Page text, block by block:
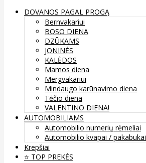
DOVANOS PAGAL PROGĄ
Bernvakariui
BOSO DIENA
DZŪKAMS
JONINĖS
KALĖDOS
Mamos diena
Mergvakariui
Mindaugo karūnavimo diena
Tėčio diena
VALENTINO DIENA!
AUTOMOBILIAMS
Automobilio numerių rėmeliai
Automobilio kvapai / pakabukai
Krepšiai
⭐️ TOP PREKĖS